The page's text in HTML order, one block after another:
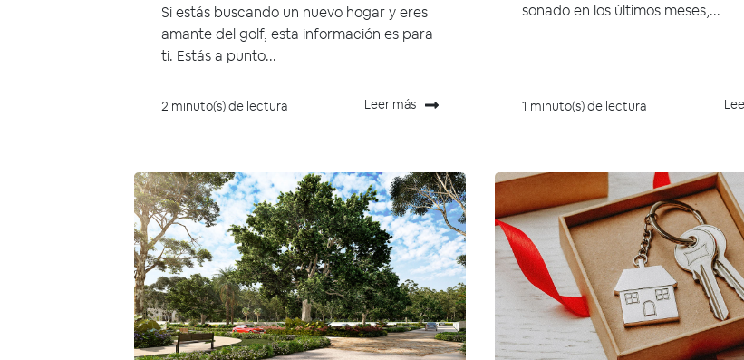
Si estás buscando un nuevo hogar y eres
amante del golf, esta información es para
ti. Estás a punto...
2 minuto(s) de lectura Leer más
sonado en los últimos meses,...
1 minuto(s) de lectura